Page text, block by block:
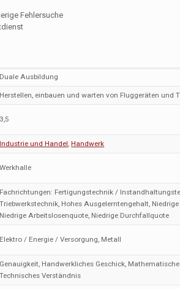
Fehlersuche
Duale Ausbildung
Herstellen, einbauen und warten von Fluggeräten und
3,5
Industrie und Handel,Handwerk
Werkhalle
Fachrichtungen: Fertigungstechnik /
Triebwerkstechnik, Hohes Ausgelerntengehalt,
Niedrige Arbeitslosenquote, Niedrige Durchfallquote
Elektro / Energie / Versorgung, Metall
Genauigkeit, Handwerkliches Geschick,
Technisches Verständnis